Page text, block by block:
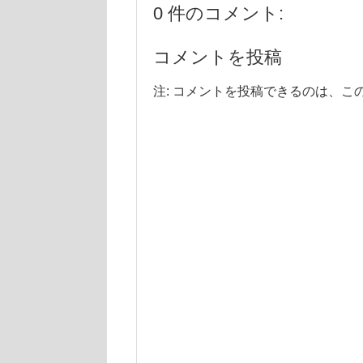
0 件のコメント:
コメントを投稿
注: コメントを投稿できるのは、こ